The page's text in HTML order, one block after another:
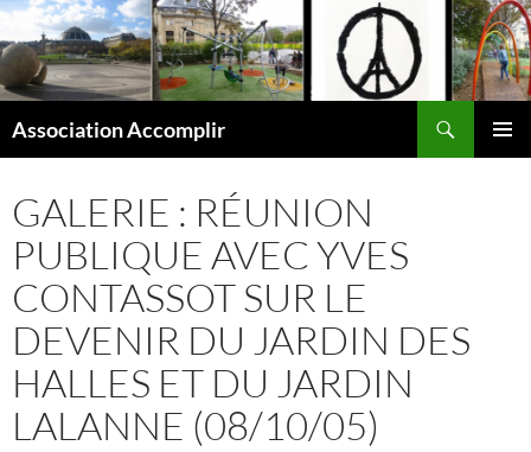
Aller
au
contenu
Association Accomplir
GALERIE : RÉUNION
PUBLIQUE AVEC YVES
CONTASSOT SUR LE
DEVENIR DU JARDIN DES
HALLES ET DU JARDIN
LALANNE (08/10/05)